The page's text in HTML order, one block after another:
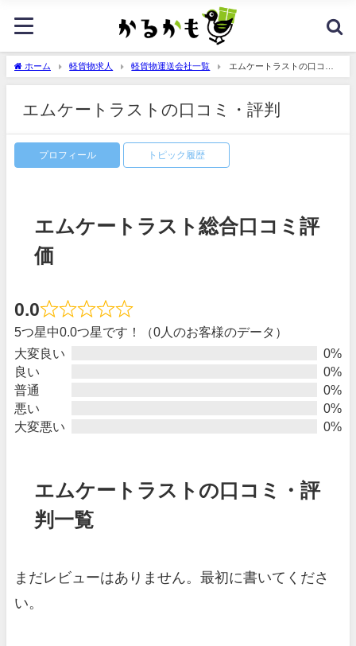
ホーム 軽貨物求人 軽貨物運送会社一覧
エムケートラストの口コ
ミ・評判
エムケートラストの口コミ・評判
プロフィール トピック履歴
エムケートラスト総合口コミ評
価
0.0
5つ星中0.0つ星です！（0人のお客様のデータ）
大変良い
0%
良い
0%
普通
0%
悪い
0%
大変悪い
0%
エムケートラストの口コミ・評
判一覧
まだレビューはありません。最初に書いてくださ
い。